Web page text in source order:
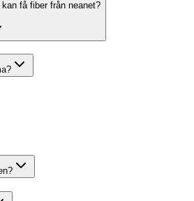
få fiber från neanet?